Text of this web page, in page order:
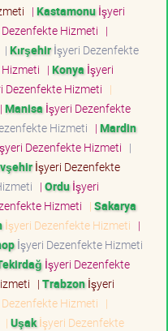
| Kastamonuİşyeri
Hizmeti |
| Kırşehirİşyeri Dezenfekte
| Konya İşyeri
Dezenfekte Hizmeti |
| Manisa İşyeri Dezenfekte
Hizmeti | Mardin
Dezenfekte Hizmeti |
İşyeri Dezenfekte
| Orduİşyeri
Hizmeti | Sakarya
İşyeri Dezenfekte Hizmeti |
İşyeri Dezenfekte Hizmeti
İşyeri Dezenfekte
| Trabzonİşyeri
Hizmeti |
| Uşakİşyeri Dezenfekte